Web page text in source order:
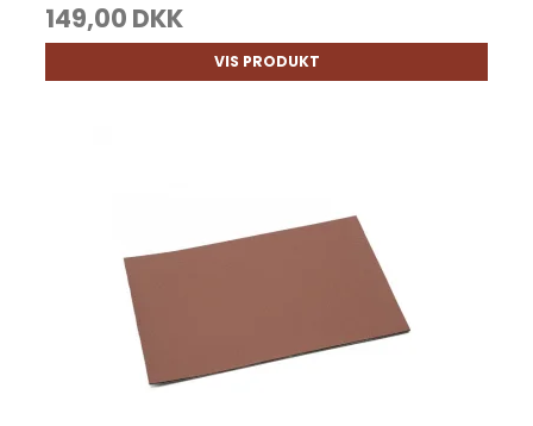
149,00 DKK
VIS PRODUKT